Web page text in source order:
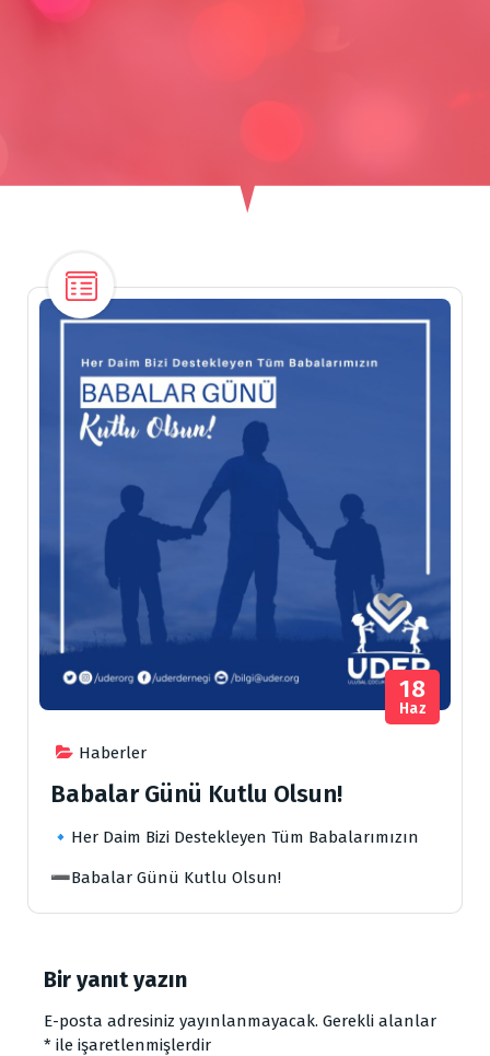
Haberler
18
Haz
Babalar Günü Kutlu Olsun!
🔹Her Daim Bizi Destekleyen Tüm Babalarımızın
➖Babalar Günü Kutlu Olsun!
Bir yanıt yazın
E-posta adresiniz yayınlanmayacak. Gerekli alanlar
* ile işaretlenmişlerdir